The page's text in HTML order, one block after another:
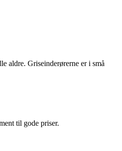
aldre. Griseinderørerne er i små
til gode priser.